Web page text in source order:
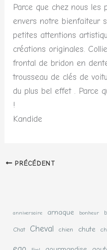
Parce que chez nous les
envers notre bienfaiteur
petites attentions
créations originales.
frontal de bridon en
trousseau de clés de
du plus bel effet . Parce
!
Kandide
PRÉCÉDENT
anniversaire arnaque bonheur
Chat Cheval chien chute